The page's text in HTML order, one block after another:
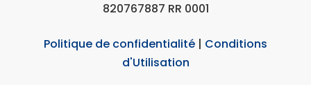
820767887 RR 0001
Politique de confidentialité | Conditions
d'Utilisation